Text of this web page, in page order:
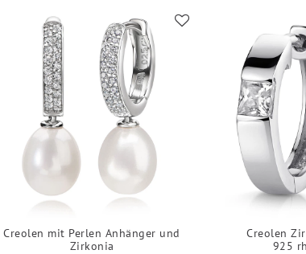
Creolen mit Perlen Anhänger und
Zirkonia
Creolen
925